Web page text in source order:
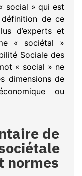
social » qui est
de ce
d’experts et
« sociétal »
Sociale des
« social » ne
dimensions de
ou
de
normes